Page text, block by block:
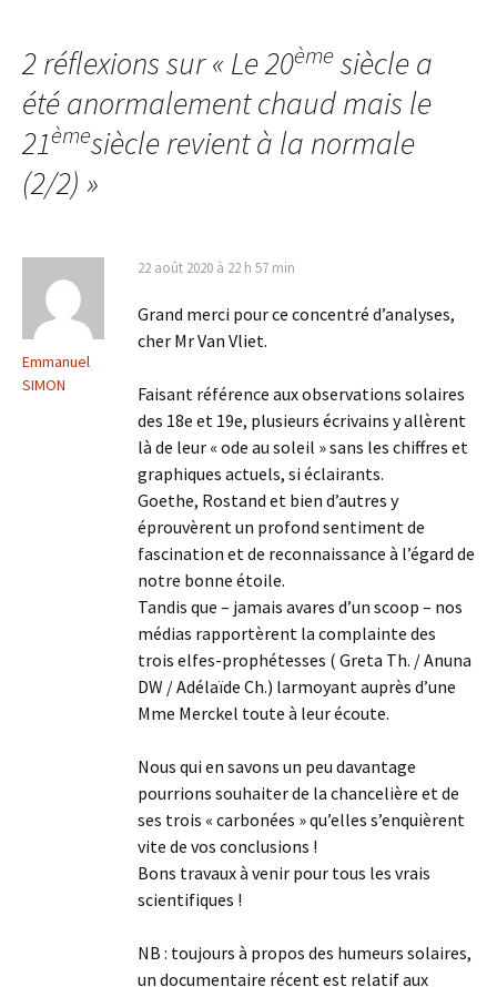
des
articles
2 réflexions sur « Le 20ème siècle a
été anormalement chaud mais le
21èmesiècle revient à la normale
(2/2) »
Emmanuel
SIMON
22 août 2020 à 22 h 57 min
Grand merci pour ce concentré d’analyses,
cher Mr Van Vliet.
Faisant référence aux observations solaires
des 18e et 19e, plusieurs écrivains y allèrent
là de leur « ode au soleil » sans les chiffres et
graphiques actuels, si éclairants.
Goethe, Rostand et bien d’autres y
éprouvèrent un profond sentiment de
fascination et de reconnaissance à l’égard de
notre bonne étoile.
Tandis que – jamais avares d’un scoop – nos
médias rapportèrent la complainte des
trois elfes-prophétesses ( Greta Th. / Anuna
DW / Adélaïde Ch.) larmoyant auprès d’une
Mme Merckel toute à leur écoute.
Nous qui en savons un peu davantage
pourrions souhaiter de la chancelière et de
ses trois « carbonées » qu’elles s’enquièrent
vite de vos conclusions !
Bons travaux à venir pour tous les vrais
scientifiques !
NB : toujours à propos des humeurs solaires,
un documentaire récent est relatif aux